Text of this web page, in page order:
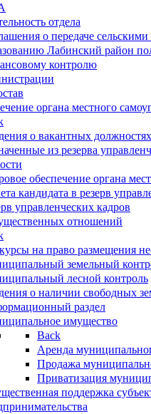
отдела
о передаче
Лабинский район
контролю
органа местного
о вакантных
из резерва
обеспечение органа
кандидата в резерв
управленческих кадров
отношений
на право размещения
земельный
лесной контроль
о наличии свободных
раздел
имущество
Back
Аренда
Продажа
Приватизация
поддержка